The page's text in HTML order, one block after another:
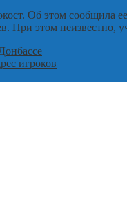
Об этом сообщила
этом неизвестно,
игроков